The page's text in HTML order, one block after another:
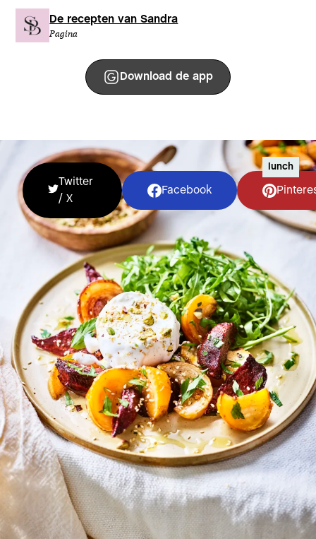
De recepten van Sandra
Pagina
Download de app
Twitter
/ X
Facebook
lunch